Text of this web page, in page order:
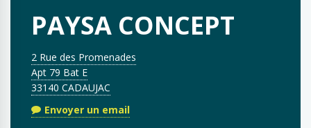
PAYSA CONCEPT
2 Rue des Promenades
Apt 79 Bat E
33140 CADAUJAC
Envoyer un email